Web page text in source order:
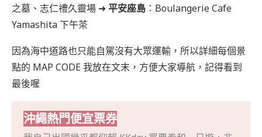
之墓、志仁禮久靈場 ➜ 平安座島 ：Boulangerie Cafe
Yamashita 下午茶
因為海中道路也只能自駕沒有大眾運輸，所以詳細每個景
點的 MAP CODE 我放在文末，方便大家導航，記得看到
最後喔
沖繩熱門便宜票券